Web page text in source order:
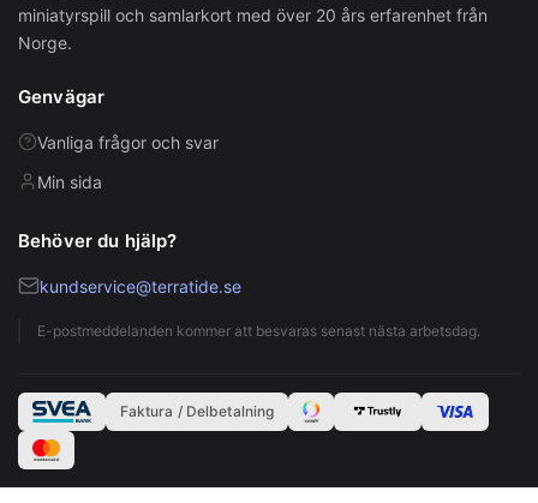
miniatyrspill och samlarkort med över 20 års erfarenhet från
Norge.
Genvägar
Vanliga frågor och svar
Min sida
Behöver du hjälp?
kundservice@terratide.se
E-postmeddelanden kommer att besvaras senast nästa arbetsdag.
Faktura / Delbetalning